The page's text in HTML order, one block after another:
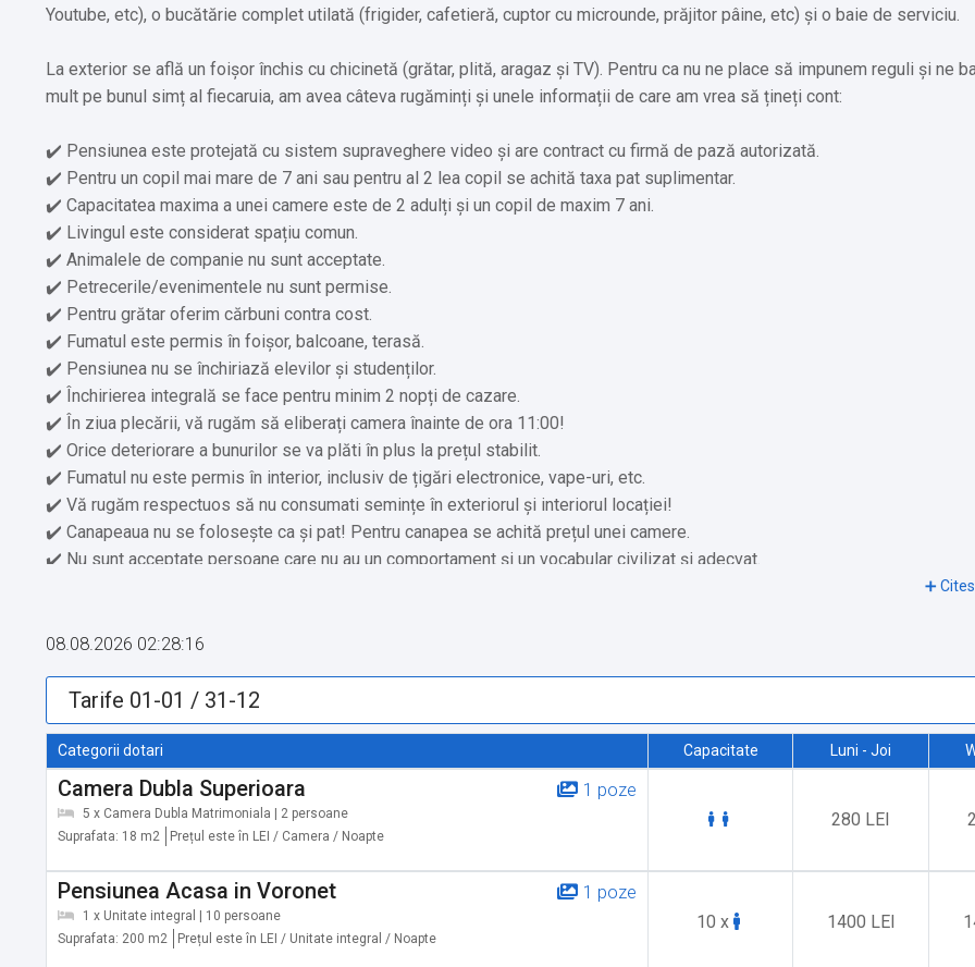
Youtube, etc), o bucătărie complet utilată (frigider, cafetieră, cuptor cu microunde, prăjitor pâine, etc) și o baie de serviciu.
La exterior se află un foișor închis cu chicinetă (grătar, plită, aragaz și TV). Pentru ca nu ne place să impunem reguli și ne
mult pe bunul simț al fiecaruia, am avea câteva rugăminți și unele informații de care am vrea să țineți cont:
✔️ Pensiunea este protejată cu sistem supraveghere video și are contract cu firmă de pază autorizată.
✔️ Pentru un copil mai mare de 7 ani sau pentru al 2 lea copil se achită taxa pat suplimentar.
✔️ Capacitatea maxima a unei camere este de 2 adulți și un copil de maxim 7 ani.
✔️ Livingul este considerat spațiu comun.
✔️ Animalele de companie nu sunt acceptate.
✔️ Petrecerile/evenimentele nu sunt permise.
✔️ Pentru grătar oferim cărbuni contra cost.
✔️ Fumatul este permis în foișor, balcoane, terasă.
✔️ Pensiunea nu se închiriază elevilor și studenților.
✔️ Închirierea integrală se face pentru minim 2 nopți de cazare.
✔️ În ziua plecării, vă rugăm să eliberați camera înainte de ora 11:00!
✔️ Orice deteriorare a bunurilor se va plăti în plus la prețul stabilit.
✔️ Fumatul nu este permis în interior, inclusiv de țigări electronice, vape-uri, etc.
✔️ Vă rugăm respectuos să nu consumati semințe în exteriorul și interiorul locației!
✔️ Canapeaua nu se folosește ca și pat! Pentru canapea se achită prețul unei camere.
✔️ Nu sunt acceptate persoane care nu au un comportament și un vocabular civilizat și adecvat.
✔️ În cazul în care aveți nevoie de
Obiective turistice în zonă:
✔️ Mănăstirea Voroneț, Voroneț: 550 m
✔️ Pârtia de schi Șoimul, Gura Humorului: 4,8 km
✔️ Muzeul Obiceiurilor Populare din Bucovina, Gura Humorului: 6 km
✔️ Complex Agrement Ariniș, Gura Humorului: 6,6 km
✔️ Mănăstirea Humorului: 11,6 km
✔️ Mănăstirea Slatina, Slatina: 18,2 km
✔️ Salina Cacica, Cacica: 24,2 km
✔️ Codrul Secular Slătioara: 32,9 km
✔️ Mănăstirea Moldovița, Vatra Moldoviței: 34,5 km
08.08.2026 02:28:16
Categorii dotari Capacitate Luni - Joi
1 poze
Camera Dubla Superioara
5 x Camera Dubla Matrimoniala | 2 persoane
Suprafata: 18 m2
Prețul este în LEI / Camera / Noapte
280 LEI
1 poze
Pensiunea Acasa in Voronet
1 x Unitate integral | 10 persoane
Suprafata: 200 m2
Prețul este în LEI / Unitate integral / Noapte
10 x 1400 LEI